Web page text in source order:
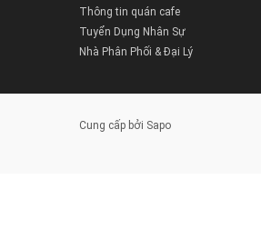
Thông tin quán cafe
Tuyển Dụng Nhân Sự
Nhà Phân Phối & Đại Lý
Cung cấp bởi Sapo